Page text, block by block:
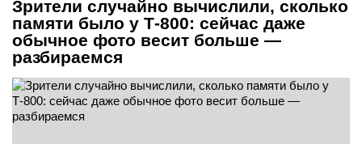
Зрители случайно вычислили, сколько
памяти было у Т-800: сейчас даже
обычное фото весит больше —
разбираемся